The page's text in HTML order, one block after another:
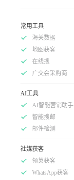
常用工具
海关数据
地图获客
在线搜
广交会采购商
AI工具
AI智能营销助手
智能搜邮
邮件检测
社媒获客
领英获客
WhatsApp获客